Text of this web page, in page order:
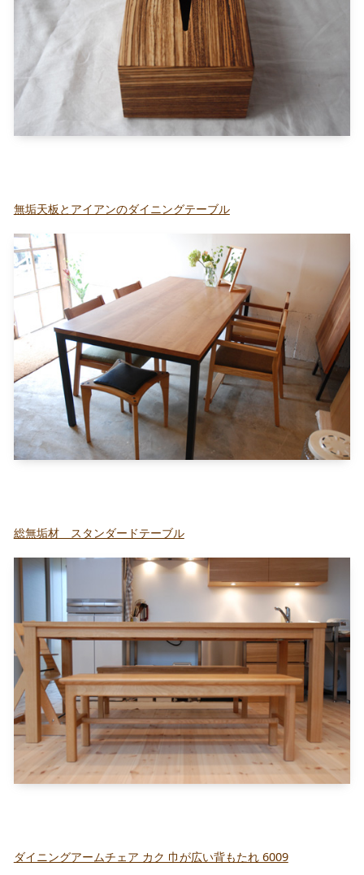
無垢天板とアイアンのダイニングテーブル
総無垢材 スタンダードテーブル
ダイニングアームチェア カク 巾が広い背もたれ 6009